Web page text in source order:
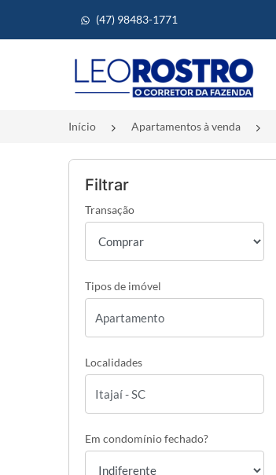
(47) 98483-1771
Página inicial
Início Apartamentos à venda
Filtrar
Transação
Tipos de imóvel
Localidades
Em condomínio fechado?